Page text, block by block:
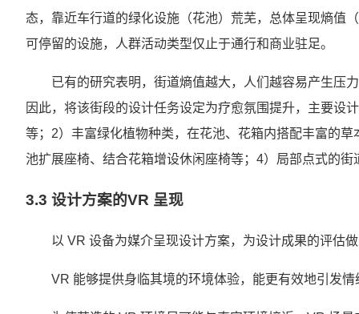
态，靠近车行道的绿化设施（花池）荒芜，总体呈现熵值
可停留的设施，人群活动类型仅止于通行和商业驻足。
已有的研究表明，街道熵值越大，人们越容易产生压
因此，将该街段的设计任务设定为疗愈氛围提升，主要设
等；2）丰富绿化植物种类，在花池、花箱内搭配丰富的
池扩展座椅、结合花箱增设休闲座椅等；4）局部点式的街
3.3 设计方案的VR 呈现
以 VR 设备为媒介呈现设计方案，为设计成果的评估
VR 能够提供身临其境的环境体验，能更有效地引发情